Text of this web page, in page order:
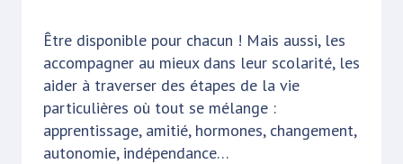
Être disponible pour chacun ! Mais aussi, les
accompagner au mieux dans leur scolarité, les
aider à traverser des étapes de la vie
particulières où tout se mélange :
apprentissage, amitié, hormones, changement,
autonomie, indépendance…